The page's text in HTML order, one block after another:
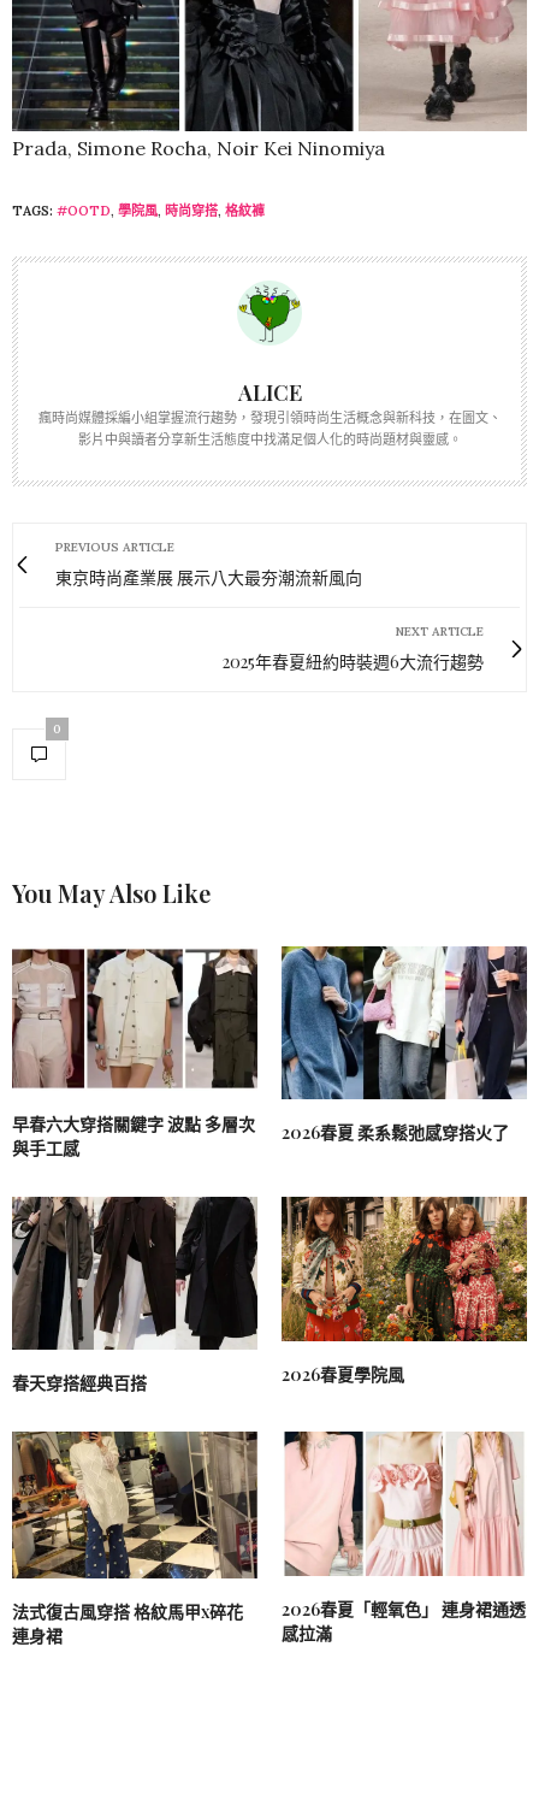
Prada, Simone Rocha, Noir Kei Ninomiya
TAGS: #OOTD, 學院風, 時尚穿搭, 格紋褲
ALICE
瘋時尚媒體採編小組掌握流行趨勢，發現引領時尚生活概念與新科技，在圖文、
影片中與讀者分享新生活態度中找滿足個人化的時尚題材與靈感。
PREVIOUS ARTICLE
東京時尚產業展 展示八大最夯潮流新風向
NEXT ARTICLE
2025年春夏紐約時裝週6大流行趨勢
0
You May Also Like
早春六大穿搭關鍵字 波點 多層次
與手工感
2026春夏 柔系鬆弛感穿搭火了
春天穿搭經典百搭 2026春夏學院風
法式復古風穿搭 格紋馬甲x碎花
連身裙
2026春夏「輕氧色」 連身裙通透
感拉滿